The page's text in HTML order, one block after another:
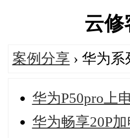
云修
案例分享 › 华为系
华为P50pro上
华为畅享20P